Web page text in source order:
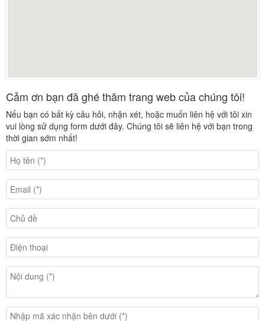
Cảm ơn bạn đã ghé thăm trang web của chúng tôi!
Nếu bạn có bất kỳ câu hỏi, nhận xét, hoặc muốn liên hệ với tôi xin
vui lòng sử dụng form dưới đây. Chúng tôi sẽ liên hệ với bạn trong
thời gian sớm nhất!